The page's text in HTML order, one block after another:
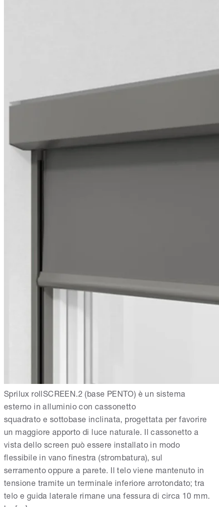
Sprilux rollSCREEN.2 (base PENTO) è un sistema
esterno in alluminio con cassonetto
squadrato e sottobase inclinata, progettata per favorire
un maggiore apporto di luce naturale. Il cassonetto a
vista dello screen può essere installato in modo
flessibile in vano finestra (strombatura), sul
serramento oppure a parete. Il telo viene mantenuto in
tensione tramite un terminale inferiore arrotondato; tra
telo e guida laterale rimane una fessura di circa 10 mm.